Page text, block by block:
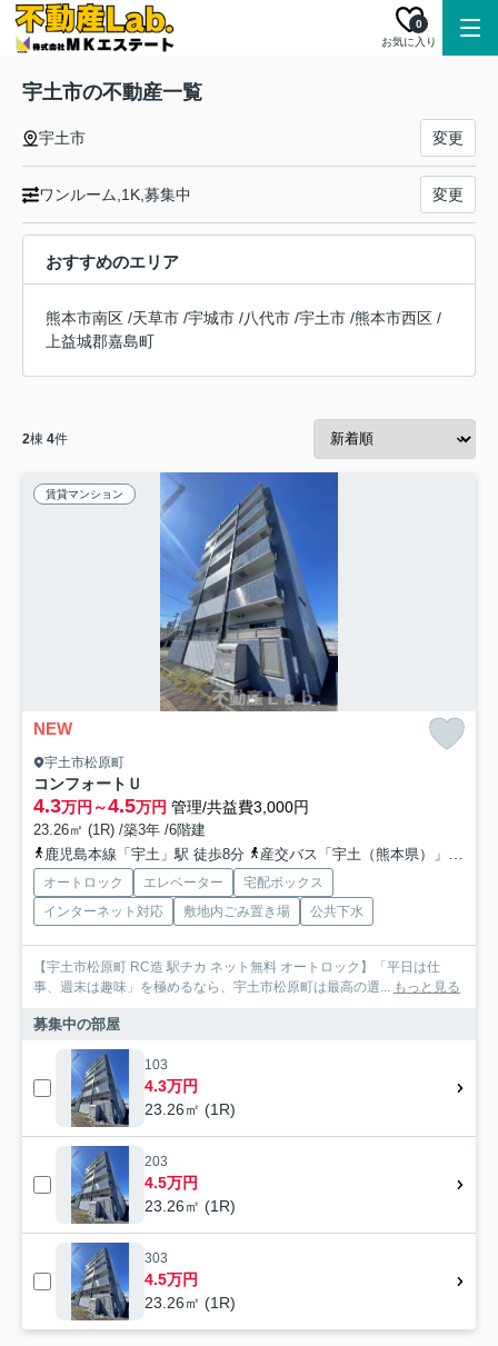
お気に入り
0
宇土市の不動産一覧
宇土市 変更
ワンルーム,1K,募集中 変更
おすすめのエリア
熊本市南区 /天草市 /宇城市 /八代市 /宇土市 /熊本市西区 /
上益城郡嘉島町
2棟 4件
賃貸マンション
NEW
宇土市松原町
コンフォートＵ
4.3万円～4.5万円 管理/共益費3,000円
23.26㎡ (1R) /築3年 /6階建
鹿児島本線「宇土」駅 徒歩8分
産交バス「宇土（熊本県）」バス停下車 徒歩1分
オートロック エレベーター
宅配ボックス
インターネット対応
敷地内ごみ置き場 公共下水
【宇土市松原町 RC造 駅チカ ネット無料 オートロック】「平日は仕
事、週末は趣味」を極めるなら、宇土市松原町は最高の選... もっと見る
募集中の部屋
103
4.3万円
23.26㎡ (1R)
203
4.5万円
23.26㎡ (1R)
303
4.5万円
23.26㎡ (1R)